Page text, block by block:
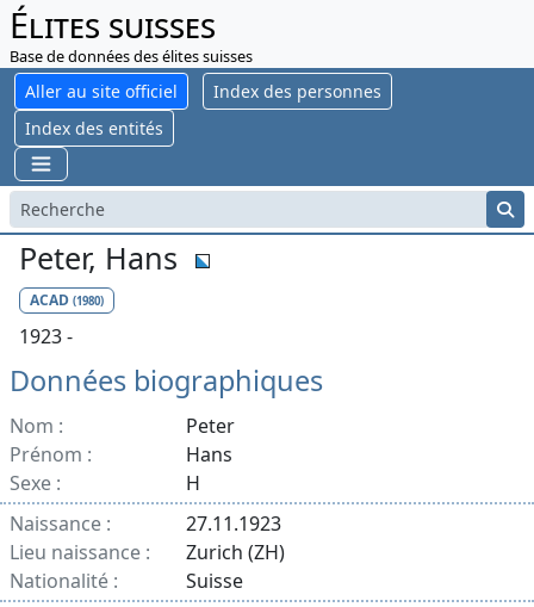
Élites suisses
Base de données des élites suisses
Aller au site officiel
Index des personnes
Index des entités
Peter, Hans
ACAD (1980)
1923 -
Données biographiques
Nom :
Peter
Prénom :
Hans
Sexe :
H
Naissance :
27.11.1923
Lieu naissance :
Zurich (ZH)
Nationalité :
Suisse